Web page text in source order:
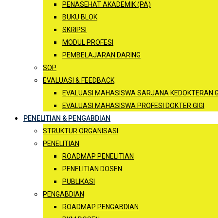
PENASEHAT AKADEMIK (PA)
BUKU BLOK
SKRIPSI
MODUL PROFESI
PEMBELAJARAN DARING
SOP
EVALUASI & FEEDBACK
EVALUASI MAHASISWA SARJANA KEDOKTERAN
EVALUASI MAHASISWA PROFESI DOKTER GIGI
PENELITIAN & PENGABDIAN
STRUKTUR ORGANISASI
PENELITIAN
ROADMAP PENELITIAN
PENELITIAN DOSEN
PUBLIKASI
PENGABDIAN
ROADMAP PENGABDIAN